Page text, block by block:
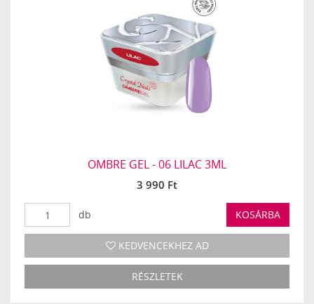
OMBRE GEL - 06 LILAC 3ML
3 990 Ft
db KOSÁRBA
KEDVENCEKHEZ AD
RÉSZLETEK